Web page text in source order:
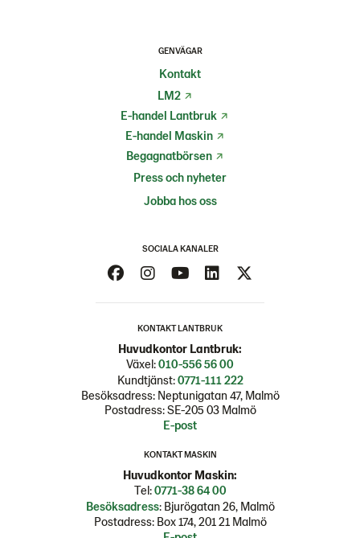
GENVÄGAR
Kontakt
LM2
E-handel Lantbruk
E-handel Maskin
Begagnatbörsen
Press och nyheter
Jobba hos oss
SOCIALA KANALER
KONTAKT LANTBRUK
Huvudkontor Lantbruk:
Växel:010-556 56 00
Kundtjänst:0771-111 222
Besöksadress: Neptunigatan 47, Malmö
Postadress: SE-205 03 Malmö
E-post
KONTAKT MASKIN
Huvudkontor Maskin:
Tel:0771-38 64 00
Besöksadress: Bjurögatan 26, Malmö
Postadress: Box 174, 201 21 Malmö